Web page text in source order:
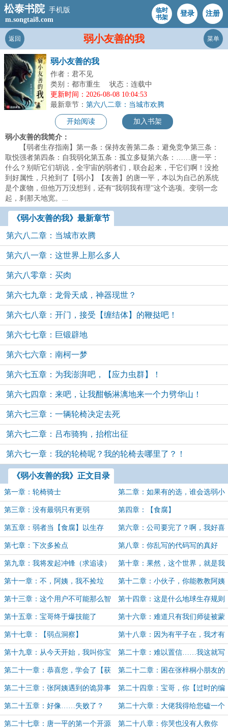
松泰书院 手机版
m.songtai8.com
临时
书架
登录 注册
弱小友善的我
返回 菜单
弱小友善的我
作者：君不见
类别：都市重生
状态：连载中
更新时间：2026-08-08 10:04:53
最新章节： 第六八二章：当城市欢腾
开始阅读 加入书架
弱小友善的我简介：
【弱者生存指南】第一条：保持友善第二条：避免竞争第三条：
取悦强者第四条：自我弱化第五条：孤立多疑第六条：……唐一平：
什么？别听它们胡说，全宇宙的弱者们，联合起来，干它们啊！没抢
到好属性，只抢到了【弱小】【友善】的唐一平，本以为自己的系统
是个废物，但他万万没想到，还有“我弱我有理”这个选项。变弱一念
起，刹那天地宽。...
《弱小友善的我》最新章节
第六八二章：当城市欢腾
第六八一章：这世界上那么多人
第六八零章：买肉
第六七九章：龙骨天成，神器现世？
第六七八章：开门，接受【缠结体】的鞭挞吧！
第六七七章：巨锻辟地
第六七六章：南柯一梦
第六七五章：为我澎湃吧，【应力虫群】！
第六七四章：来吧，让我酣畅淋漓地来一个力劈华山！
第六七三章：一辆轮椅决定去死
第六七二章：吕布骑狗，抬棺出征
第六七一章：我的轮椅呢？我的轮椅去哪里了？！
《弱小友善的我》正文目录
第一章：轮椅骑士 第二章：如果有的选，谁会选弱小
友善呢？
第三章：没有最弱只有更弱 第四章：【食腐】
第五章：弱者当【食腐】以生存 第六章：公司要完了？啊，我好喜
欢！（求追读月票）
第七章：下次多捡点 第八章：你乱写的代码写的真好
第九章：我将发起冲锋（求追读） 第十章：果然，这个世界，就是我
弱我牛逼！
第十一章：不，阿姨，我不捡垃
圾，我捡钱
第十二章：小伙子，你能教教阿姨
吗？
第十三章：这个用户不可能那么智
杖（求追读求月票）
第十四章：这是什么地球生存规则
怪谈吗？
第十五章：宝哥终于爆技能了 第十六章：难道只有我们师徒被蒙
在鼓里？
第十七章：【弱点洞察】 第十八章：因为有平子在，我才有
这个勇气
第十九章：从今天开始，我叫你宝
哥，你叫我大佬
第二十章：难以置信……我这就写
完了？！
第二十一章：恭喜您，学会了【获
得性脑损伤】
第二十二章：困在张梓桐小朋友的
世界里
第二十三章：张阿姨遇到的诡异事 第二十四章：宝哥，你【过时的编
程技术】我收下了！
第二十五章：好像……失败了？ 第二十六章：大佬我得给您磕一个
（感谢公元1的万赏）
第二十七章：唐一平的第一个开源 第二十八章：你哭也没有人救你